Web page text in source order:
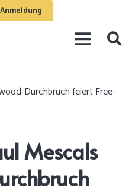
Durchbruch feiert Free-
Mescals